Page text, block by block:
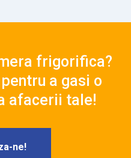
frigorifica?
a gasi o
afacerii tale!
ne!